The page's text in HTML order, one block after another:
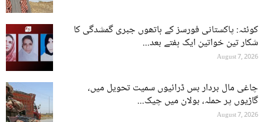
کوئٹہ: پاکستانی فورسز کے ہاتھوں جبری گمشدگی کا
شکار تین خواتین ایک ہفتے بعد...
August 7, 2026
چاغی مال بردار بس ڈرائیوں سمیت تحویل میں،
گاڑیوں پر حملہ، بولان میں چیک...
August 7, 2026